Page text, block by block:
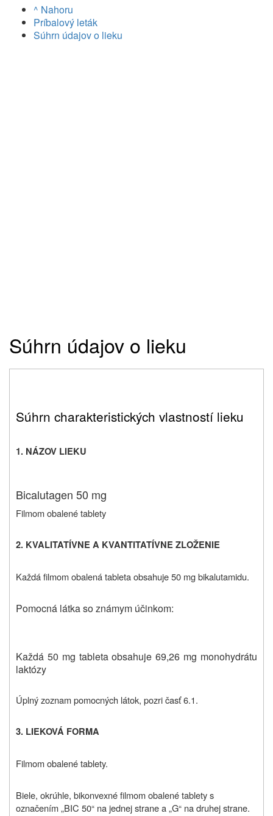
^ Nahoru
Príbalový leták
Súhrn údajov o lieku
Súhrn údajov o lieku
Súhrn charakteristických vlastností lieku
1. NÁZOV LIEKU
Bicalutagen 50 mg
Filmom obalené tablety
2. KVALITATÍVNE A KVANTITATÍVNE ZLOŽENIE
Každá filmom obalená tableta obsahuje 50 mg bikalutamidu.
Pomocná látkaso známym účinkom:
Každá 50 mg tableta obsahuje 69,26 mg monohydrátu
laktózy
Úplný zoznam pomocných látok, pozri časť 6.1.
3. LIEKOVÁ FORMA
Filmom obalené tablety.
Biele, okrúhle, bikonvexné filmom obalené tablety s
označením „BIC 50“ na jednej strane a „G“ na druhej strane.